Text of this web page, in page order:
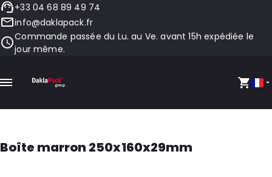
+33 04 68 89 49 74
info@daklapack.fr
Commande passée du Lu. au Ve. avant 15h expédiée le
jour même.
Boîte marron 250x160x29mm